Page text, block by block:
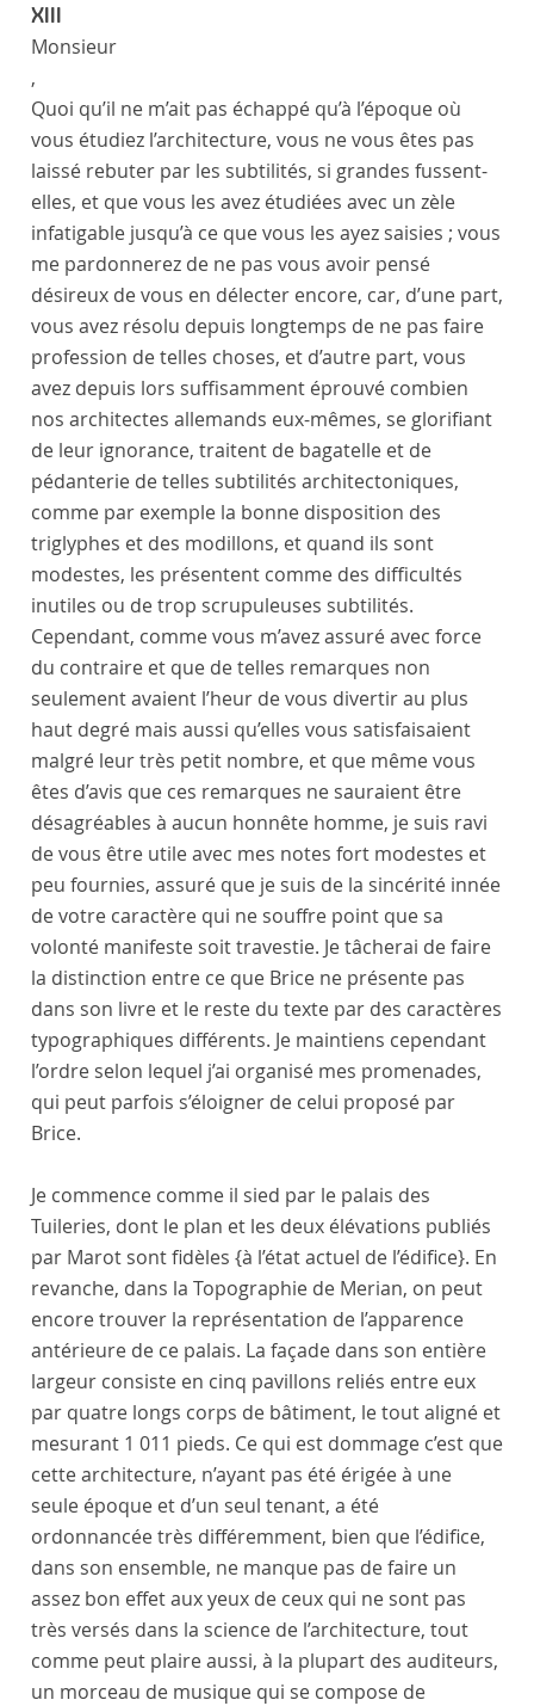
XIII
Monsieur
,
Quoi qu’il ne m’ait pas échappé qu’à l’époque où
vous étudiez l’architecture, vous ne vous êtes pas
laissé rebuter par les subtilités, si grandes fussent-
elles, et que vous les avez étudiées avec un zèle
infatigable jusqu’à ce que vous les ayez saisies ; vous
me pardonnerez de ne pas vous avoir pensé
désireux de vous en délecter encore, car, d’une part,
vous avez résolu depuis longtemps de ne pas faire
profession de telles choses, et d’autre part, vous
avez depuis lors suffisamment éprouvé combien
nos architectes allemands eux-mêmes, se glorifiant
de leur ignorance, traitent de bagatelle et de
pédanterie de telles subtilités architectoniques,
comme par exemple la bonne disposition des
triglyphes et des modillons, et quand ils sont
modestes, les présentent comme des difficultés
inutiles ou de trop scrupuleuses subtilités.
Cependant, comme vous m’avez assuré avec force
du contraire et que de telles remarques non
seulement avaient l’heur de vous divertir au plus
haut degré mais aussi qu’elles vous satisfaisaient
malgré leur très petit nombre, et que même vous
êtes d’avis que ces remarques ne sauraient être
désagréables à aucun honnête homme, je suis ravi
de vous être utile avec mes notes fort modestes et
peu fournies, assuré que je suis de la sincérité innée
de votre caractère qui ne souffre point que sa
volonté manifeste soit travestie. Je tâcherai de faire
la distinction entre ce que Brice ne présente pas
dans son livre et le reste du texte par des caractères
typographiques différents. Je maintiens cependant
l’ordre selon lequel j’ai organisé mes promenades,
qui peut parfois s’éloigner de celui proposé par
Brice.
Je commence comme il sied par le palais des
Tuileries, dont le plan et les deux élévations publiés
par Marot sont fidèles {à l’état actuel de l’édifice}. En
revanche, dans la Topographie de Merian, on peut
encore trouver la représentation de l’apparence
antérieure de ce palais. La façade dans son entière
largeur consiste en cinq pavillons reliés entre eux
par quatre longs corps de bâtiment, le tout aligné et
mesurant 1 011 pieds. Ce qui est dommage c’est que
cette architecture, n’ayant pas été érigée à une
seule époque et d’un seul tenant, a été
ordonnancée très différemment, bien que l’édifice,
dans son ensemble, ne manque pas de faire un
assez bon effet aux yeux de ceux qui ne sont pas
très versés dans la science de l’architecture, tout
comme peut plaire aussi, à la plupart des auditeurs,
un morceau de musique qui se compose de